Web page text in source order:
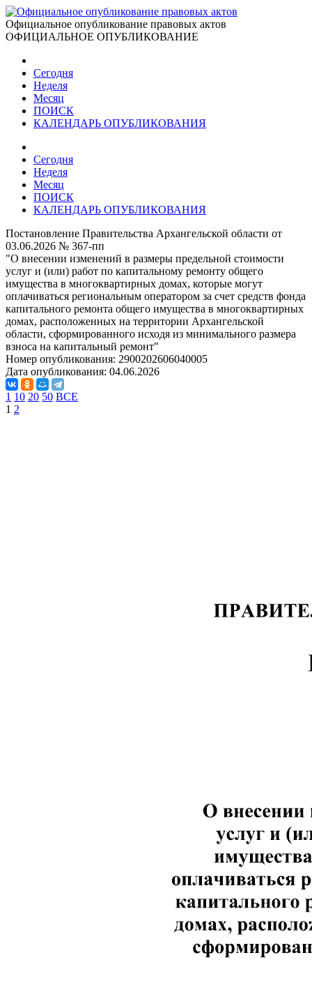
Официальное опубликование правовых актов
ОФИЦИАЛЬНОЕ ОПУБЛИКОВАНИЕ
Сегодня
Неделя
Месяц
ПОИСК
КАЛЕНДАРЬ ОПУБЛИКОВАНИЯ
Сегодня
Неделя
Месяц
ПОИСК
КАЛЕНДАРЬ ОПУБЛИКОВАНИЯ
Постановление Правительства Архангельской области от
03.06.2026 № 367-пп
"О внесении изменений в размеры предельной стоимости
услуг и (или) работ по капитальному ремонту общего
имущества в многоквартирных домах, которые могут
оплачиваться региональным оператором за счет средств фонда
капитального ремонта общего имущества в многоквартирных
домах, расположенных на территории Архангельской
области, сформированного исходя из минимального размера
взноса на капитальный ремонт"
Номер опубликования: 2900202606040005
Дата опубликования: 04.06.2026
1 10 20 50 ВСЕ
1 2